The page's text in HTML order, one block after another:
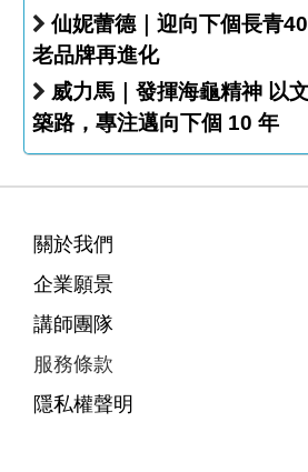
仙妮蕾德｜迎向下個長青40 產品力x數位力
老品牌再進化
威力馬｜發揮海龜精神 以文化札根、用信任
築路，專注邁向下個 10 年
關於我們
企業願景
講師團隊
服務條款
隱私權聲明